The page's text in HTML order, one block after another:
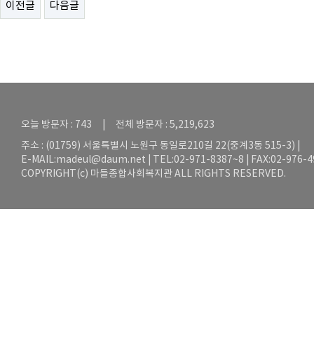
이전글 다음글
오늘 방문자 : 743 | 전체 방문자 : 5,219,623
주소 : (01759) 서울특별시 노원구 동일로210길 22(중계3동 515-3) |
E-MAIL:madeul@daum.net | TEL:02-971-8387~8 | FAX:02-976-
COPYRIGHT(c) 마들종합사회복지관 ALL RIGHTS RESERVED.